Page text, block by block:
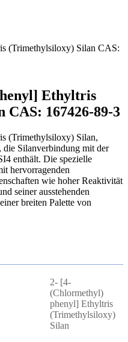
(Trimethylsiloxy) Silan CAS:
Ethyltris
167426-89-3
(Trimethylsiloxy) Silan,
Silanverbindung mit der
enthält. Die spezielle
hervorragenden
wie hoher Reaktivität
seiner ausstehenden
breiten Palette von
2- [4-
(Chlormethyl)
phenyl] Ethyltris
(Trimethylsiloxy)
Silan